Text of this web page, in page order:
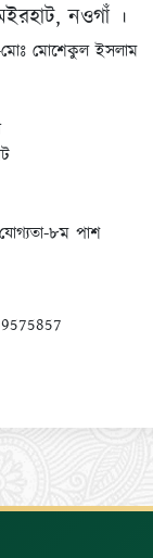
নওগাঁ ।
মোঃ মোশেকুল ইসলাম
৮ম পাশ